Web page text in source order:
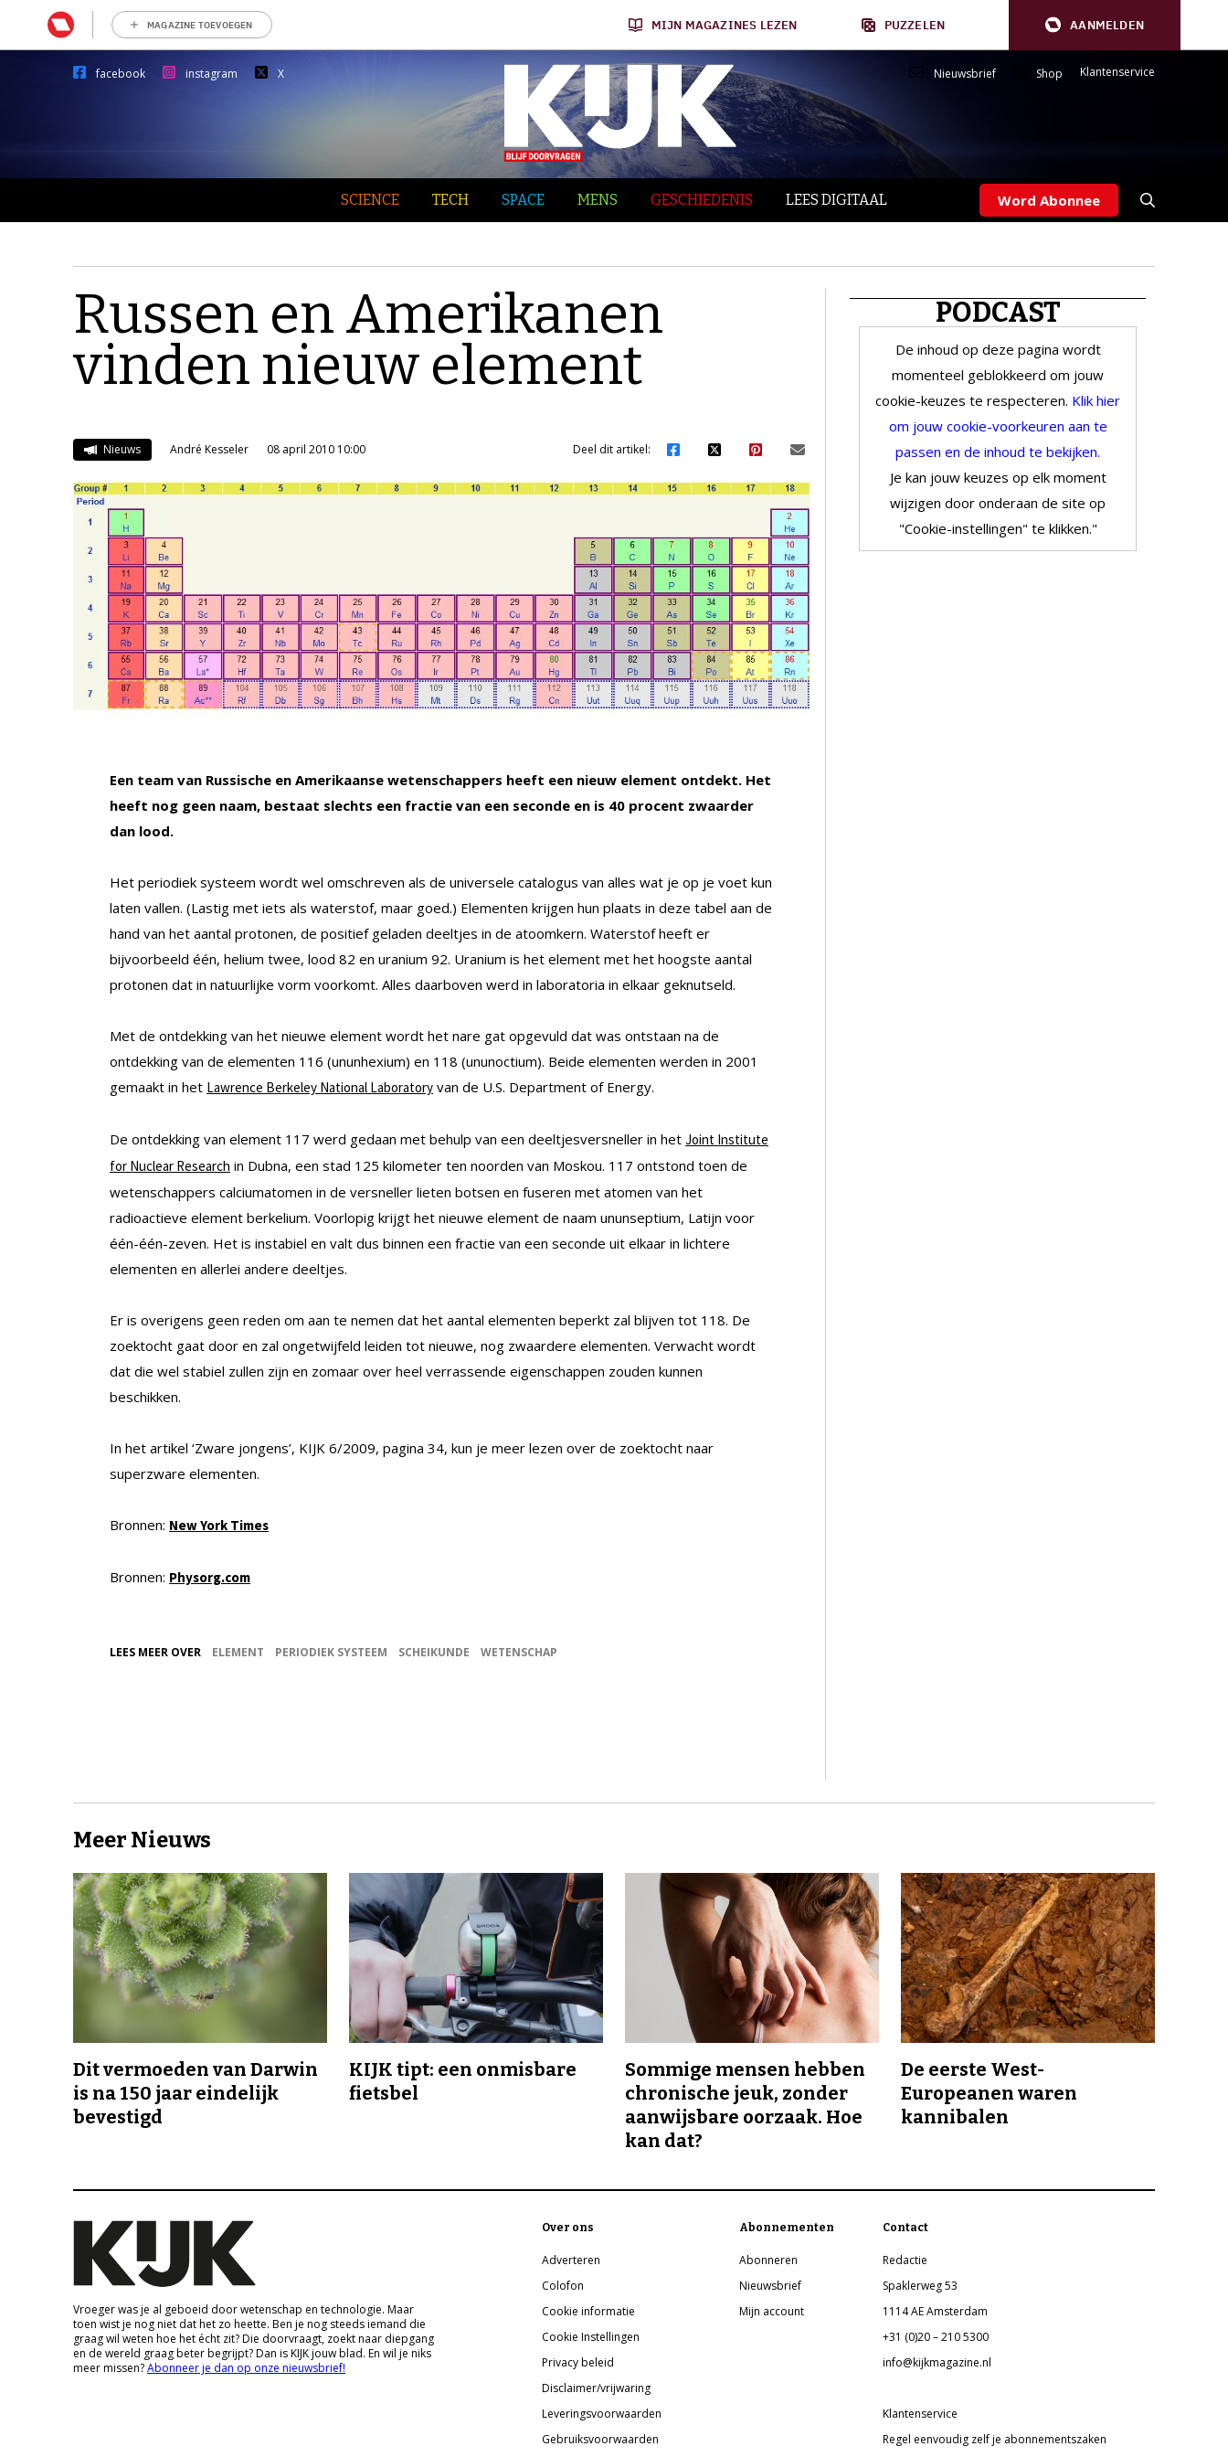
MAGAZINE TOEVOEGEN MIJN MAGAZINES LEZEN PUZZELEN AANMELDEN
facebook instagram X Nieuwsbrief Shop Klantenservice
SCIENCE TECH SPACE MENS GESCHIEDENIS LEES DIGITAAL Word Abonnee
Russen en Amerikanen
vinden nieuw element
Nieuws André Kesseler 08 april 2010 10:00 Deel dit artikel:
Een team van Russische en Amerikaanse wetenschappers heeft een nieuw element ontdekt. Het
heeft nog geen naam, bestaat slechts een fractie van een seconde en is 40 procent zwaarder
dan lood.
Het periodiek systeem wordt wel omschreven als de universele catalogus van alles wat je op je voet kun
laten vallen. (Lastig met iets als waterstof, maar goed.) Elementen krijgen hun plaats in deze tabel aan de
hand van het aantal protonen, de positief geladen deeltjes in de atoomkern. Waterstof heeft er
bijvoorbeeld één, helium twee, lood 82 en uranium 92. Uranium is het element met het hoogste aantal
protonen dat in natuurlijke vorm voorkomt. Alles daarboven werd in laboratoria in elkaar geknutseld.
Met de ontdekking van het nieuwe element wordt het nare gat opgevuld dat was ontstaan na de
ontdekking van de elementen 116 (ununhexium) en 118 (ununoctium). Beide elementen werden in 2001
gemaakt in het Lawrence Berkeley National Laboratory van de U.S. Department of Energy.
De ontdekking van element 117 werd gedaan met behulp van een deeltjesversneller in het Joint Institute
for Nuclear Research in Dubna, een stad 125 kilometer ten noorden van Moskou. 117 ontstond toen de
wetenschappers calciumatomen in de versneller lieten botsen en fuseren met atomen van het
radioactieve element berkelium. Voorlopig krijgt het nieuwe element de naam ununseptium, Latijn voor
één-één-zeven. Het is instabiel en valt dus binnen een fractie van een seconde uit elkaar in lichtere
elementen en allerlei andere deeltjes.
Er is overigens geen reden om aan te nemen dat het aantal elementen beperkt zal blijven tot 118. De
zoektocht gaat door en zal ongetwijfeld leiden tot nieuwe, nog zwaardere elementen. Verwacht wordt
dat die wel stabiel zullen zijn en zomaar over heel verrassende eigenschappen zouden kunnen
beschikken.
In het artikel ‘Zware jongens’, KIJK 6/2009, pagina 34, kun je meer lezen over de zoektocht naar
superzware elementen.
Bronnen: New York Times
Bronnen: Physorg.com
LEES MEER OVER ELEMENT PERIODIEK SYSTEEM SCHEIKUNDE WETENSCHAP
PODCAST
De inhoud op deze pagina wordt
momenteel geblokkeerd om jouw
cookie-keuzes te respecteren. Klik hier
om jouw cookie-voorkeuren aan te
passen en de inhoud te bekijken.
Je kan jouw keuzes op elk moment
wijzigen door onderaan de site op
"Cookie-instellingen" te klikken."
Meer Nieuws
Dit vermoeden van Darwin
is na 150 jaar eindelijk
bevestigd
KIJK tipt: een onmisbare
fietsbel
Sommige mensen hebben
chronische jeuk, zonder
aanwijsbare oorzaak. Hoe
kan dat?
De eerste West-
Europeanen waren
kannibalen
Vroeger was je al geboeid door wetenschap en technologie. Maar
toen wist je nog niet dat het zo heette. Ben je nog steeds iemand die
graag wil weten hoe het écht zit? Die doorvraagt, zoekt naar diepgang
en de wereld graag beter begrijpt? Dan is KIJK jouw blad. En wil je niks
meer missen?Abonneer je dan op onze nieuwsbrief!
Over ons
Adverteren
Colofon
Cookie informatie
Cookie Instellingen
Privacy beleid
Disclaimer/vrijwaring
Leveringsvoorwaarden
Gebruiksvoorwaarden
Abonnementen
Abonneren
Nieuwsbrief
Mijn account
Contact
Redactie
Spaklerweg 53
1114 AE Amsterdam
+31 (0)20 – 210 5300
info@kijkmagazine.nl
Klantenservice
Regel eenvoudig zelf je abonnementszaken